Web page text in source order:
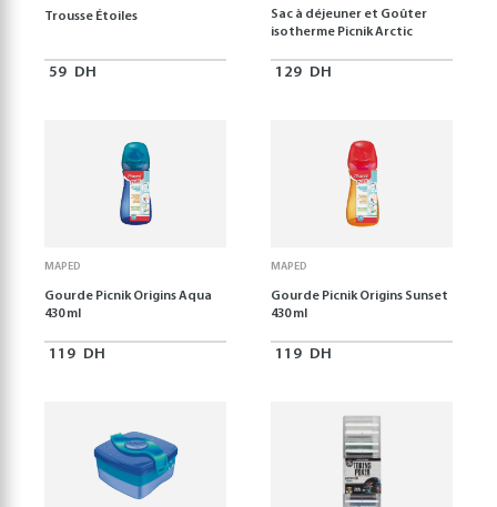
Trousse Étoiles
59 DH
Sac à déjeuner et Goûter
isotherme Picnik Arctic
129 DH
MAPED
Gourde Picnik Origins Aqua
430 ml
119 DH
MAPED
Gourde Picnik Origins Sunset
430 ml
119 DH